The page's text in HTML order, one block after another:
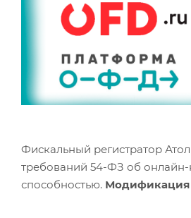
Фискальный регистратор
требований 54-ФЗ об онлайн-
способностью. Модификация